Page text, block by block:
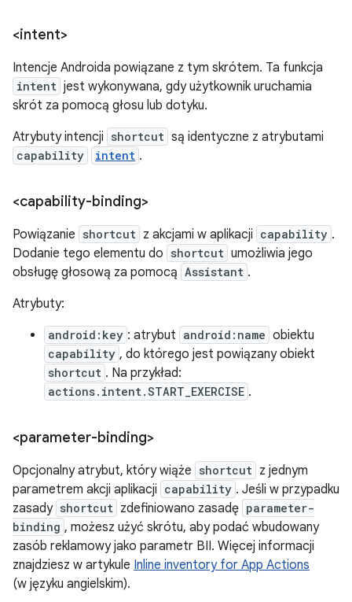
<intent>
Intencje Androida powiązane z tym skrótem. Ta funkcja
intent jest wykonywana, gdy użytkownik uruchamia
skrót za pomocą głosu lub dotyku.
Atrybuty intencji shortcut są identyczne z atrybutami
capability intent .
<capability-binding>
Powiązanie shortcut z akcjami w aplikacji capability .
Dodanie tego elementu do shortcut umożliwia jego
obsługę głosową za pomocą Assistant .
Atrybuty:
android:key : atrybut android:name obiektu
capability , do którego jest powiązany obiekt
shortcut . Na przykład:
actions.intent.START_EXERCISE .
<parameter-binding>
Opcjonalny atrybut, który wiąże shortcut z jednym
parametrem akcji aplikacji capability . Jeśli w przypadku
zasady shortcut zdefiniowano zasadę parameter-
binding , możesz użyć skrótu, aby podać wbudowany
zasób reklamowy jako parametr BII. Więcej informacji
znajdziesz w artykule Inline inventory for App Actions
(w języku angielskim).